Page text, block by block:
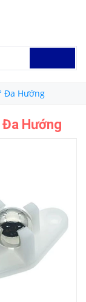
Đa Hướng
Đa Hướng